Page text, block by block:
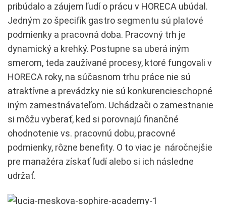
pribúdalo a záujem ľudí o prácu v HORECA ubúdal.
Jedným zo špecifík gastro segmentu sú platové
podmienky a pracovná doba. Pracovný trh je
dynamický a krehký. Postupne sa uberá iným
smerom, teda zaužívané procesy, ktoré fungovali v
HORECA roky, na súčasnom trhu práce nie sú
atraktívne a prevádzky nie sú konkurencieschopné
iným zamestnávateľom. Uchádzači o zamestnanie
si môžu vyberať, ked si porovnajú finančné
ohodnotenie vs. pracovnú dobu, pracovné
podmienky, rôzne benefity. O to viac je náročnejšie
pre manažéra získať ľudí alebo si ich následne
udržať.